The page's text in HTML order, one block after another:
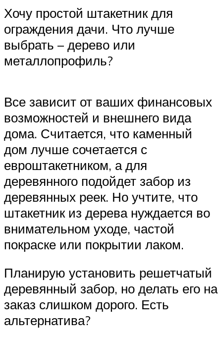
Хочу простой штакетник для
ограждения дачи. Что лучше
выбрать – дерево или
металлопрофиль?
Все зависит от ваших финансовых
возможностей и внешнего вида
дома. Считается, что каменный
дом лучше сочетается с
евроштакетником, а для
деревянного подойдет забор из
деревянных реек. Но учтите, что
штакетник из дерева нуждается во
внимательном уходе, частой
покраске или покрытии лаком.
Планирую установить решетчатый
деревянный забор, но делать его на
заказ слишком дорого. Есть
альтернатива?